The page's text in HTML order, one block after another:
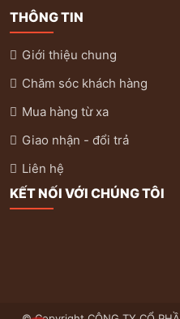
THÔNG TIN
Giới thiệu chung
Chăm sóc khách hàng
Mua hàng từ xa
Giao nhận - đổi trả
Liên hệ
KẾT NỐI VỚI CHÚNG TÔI